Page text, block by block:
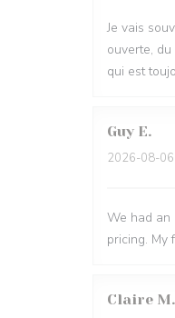
Je vais
ouverte,
qui est
Guy E
2026-08-06
We had an
pricing. My
Claire M